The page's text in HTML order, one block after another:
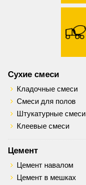
Сухие смеси
Кладочные смеси
Смеси для полов
Штукатурные смеси
Клеевые смеси
Цемент
Цемент навалом
Цемент в мешках